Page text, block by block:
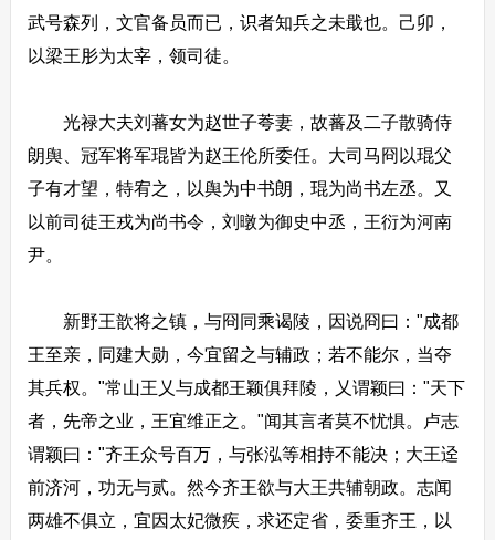
武号森列，文官备员而已，识者知兵之未戢也。己卯，
以梁王肜为太宰，领司徒。
光禄大夫刘蕃女为赵世子荂妻，故蕃及二子散骑侍
朗舆、冠军将军琨皆为赵王伦所委任。大司马冏以琨父
子有才望，特宥之，以舆为中书朗，琨为尚书左丞。又
以前司徒王戎为尚书令，刘暾为御史中丞，王衍为河南
尹。
新野王歆将之镇，与冏同乘谒陵，因说冏曰："成都
王至亲，同建大勋，今宜留之与辅政；若不能尔，当夺
其兵权。"常山王乂与成都王颖俱拜陵，乂谓颖曰："天下
者，先帝之业，王宜维正之。"闻其言者莫不忧惧。卢志
谓颖曰："齐王众号百万，与张泓等相持不能决；大王迳
前济河，功无与贰。然今齐王欲与大王共辅朝政。志闻
两雄不俱立，宜因太妃微疾，求还定省，委重齐王，以